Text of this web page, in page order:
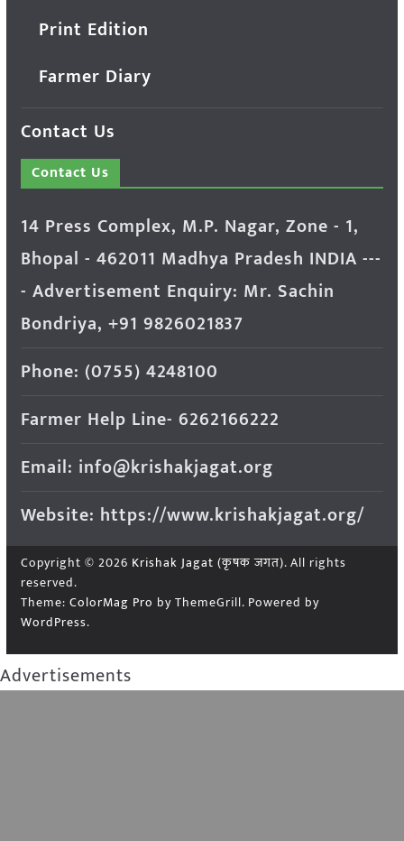
Print Edition
Farmer Diary
Contact Us
Contact Us
14 Press Complex, M.P. Nagar, Zone - 1,
Bhopal - 462011 Madhya Pradesh INDIA ---
- Advertisement Enquiry: Mr. Sachin
Bondriya, +91 9826021837
Phone: (0755) 4248100
Farmer Help Line- 6262166222
Email: info@krishakjagat.org
Website: https://www.krishakjagat.org/
Copyright © 2026 Krishak Jagat (कृषक जगत). All rights
reserved.
Theme: ColorMag Pro by ThemeGrill. Powered by
WordPress.
Advertisements